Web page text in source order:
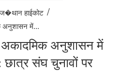
हाईकोट /
अनुशासन में...
अनुशासन में
संघ चुनावों पर